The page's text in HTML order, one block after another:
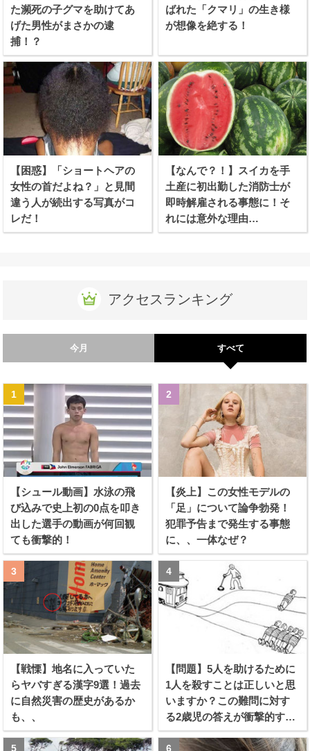
た瀕死の子グマを助けてあ
げた男性がまさかの逮
捕！？
ばれた「クマリ」の生き様
が想像を絶する！
【困惑】「ショートヘアの
女性の首だよね？」と見間
違う人が続出する写真がコ
レだ！
【なんで？！】スイカを手
土産に初出勤した消防士が
即時解雇される事態に！そ
れには意外な理由
が、、、！
アクセスランキング
今月 すべて
【シュール動画】水泳の飛
び込みで史上初の0点を叩き
出した選手の動画が何回観
ても衝撃的！
【炎上】この女性モデルの
「足」について論争勃発！
犯罪予告まで発生する事態
に、、一体なぜ？
【戦慄】地名に入っていた
らヤバすぎる漢字9選！過去
に自然災害の歴史があるか
も、、
【問題】5人を助けるために
1人を殺すことは正しいと思
いますか？この難問に対す
る2歳児の答えが衝撃的すぎ
る！！